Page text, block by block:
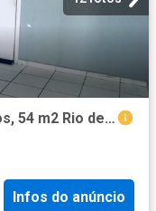
Apto, Marechal Hermes, 2 Quartos, 54 m2 Rio de Janeiro
Infos do anúncio